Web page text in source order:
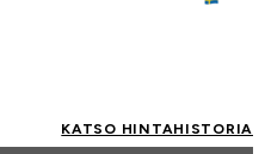
KATSO HINTAHISTORIA